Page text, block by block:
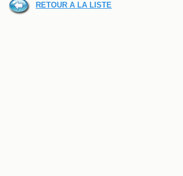
RETOUR A LA LISTE